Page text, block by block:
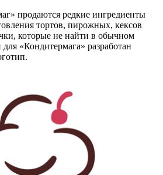
продаются редкие ингредиенты
тортов, пирожных, кексов
которые не найти в обычном
«Кондитермага» разработан